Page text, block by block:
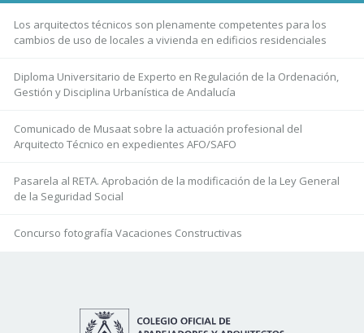
Los arquitectos técnicos son plenamente competentes para los
cambios de uso de locales a vivienda en edificios residenciales
Diploma Universitario de Experto en Regulación de la Ordenación,
Gestión y Disciplina Urbanística de Andalucía
Comunicado de Musaat sobre la actuación profesional del
Arquitecto Técnico en expedientes AFO/SAFO
Pasarela al RETA. Aprobación de la modificación de la Ley General
de la Seguridad Social
Concurso fotografía Vacaciones Constructivas